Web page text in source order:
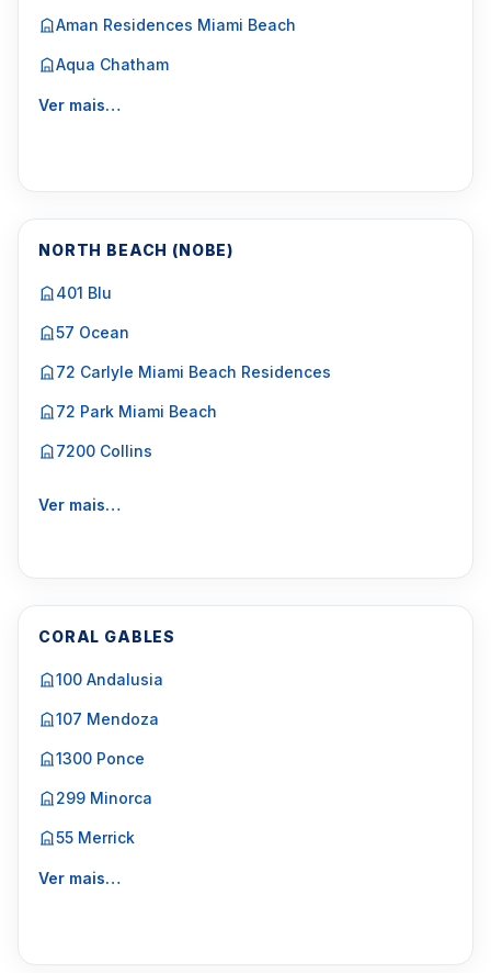
Aman Residences Miami Beach
Aqua Chatham
Ver mais…
NORTH BEACH (NOBE)
401 Blu
57 Ocean
72 Carlyle Miami Beach Residences
72 Park Miami Beach
7200 Collins
Ver mais…
CORAL GABLES
100 Andalusia
107 Mendoza
1300 Ponce
299 Minorca
55 Merrick
Ver mais…